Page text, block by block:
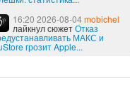
16:20 2026-08-04mobichel
лайкнул сюжетОтказ
МАКС и
грозит Apple...